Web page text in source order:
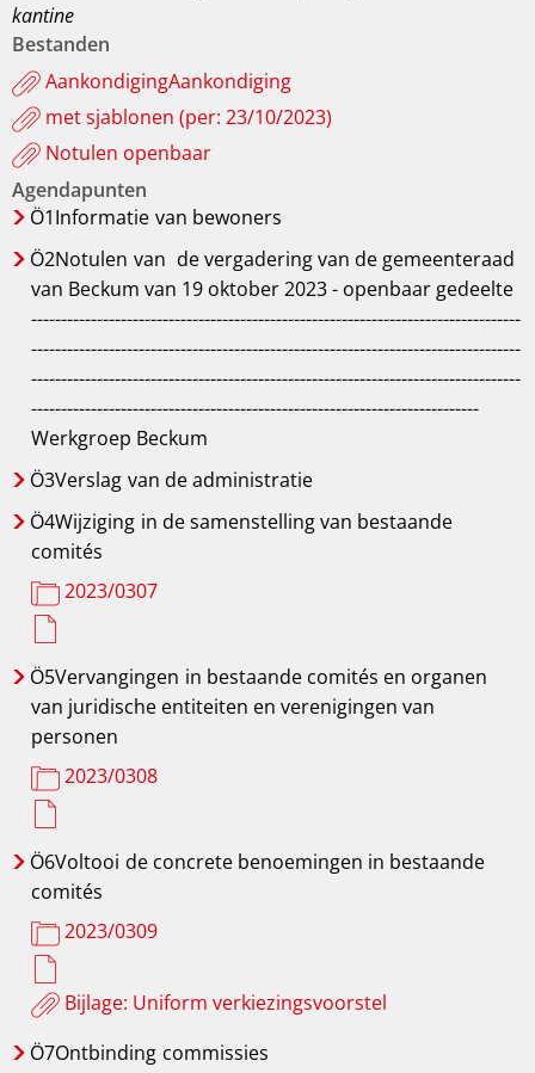
kantine
Bestanden
AankondigingAankondiging
met sjablonen (per: 23/10/2023)
Notulen openbaar
Agendapunten
Ö1Informatie van bewoners
Ö2Notulen van de vergadering van de gemeenteraad
van Beckum van 19 oktober 2023 - openbaar gedeelte
----------------------------------------------------------------------------------
----------------------------------------------------------------------------------
----------------------------------------------------------------------------------
---------------------------------------------------------------------------
Werkgroep Beckum
Ö3Verslag van de administratie
Ö4Wijziging in de samenstelling van bestaande
comités
2023/0307
Ö5Vervangingen in bestaande comités en organen
van juridische entiteiten en verenigingen van
personen
2023/0308
Ö6Voltooi de concrete benoemingen in bestaande
comités
2023/0309
Bijlage: Uniform verkiezingsvoorstel
Ö7Ontbinding commissies